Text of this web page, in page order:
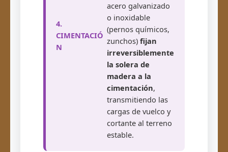
4.
CIMENTACIÓ
N
acero galvanizado
o inoxidable
(pernos químicos,
zunchos)fijan
irreversiblemente
la solera de
madera a la
cimentación,
transmitiendo las
cargas de vuelco y
cortante al terreno
estable.